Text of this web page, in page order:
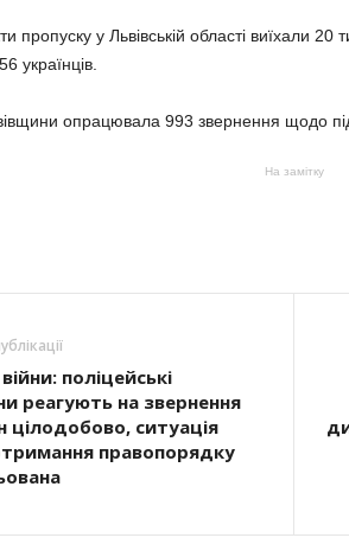
пропуску у Львівській області виїхали
українців.
опрацювала 993 звернення щодо
На замітку
поліцейські
реагують на звернення
цілодобово, ситуація
правопорядку